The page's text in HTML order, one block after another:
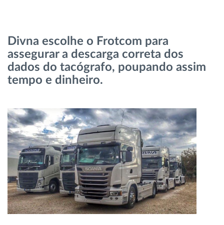
Planeamento e monitorização de rotas
Identificação automática de condutores
Ver todas as funcionalidades
Como resolvemos cada necessidade da
atividade da frota
Calculadora de Benefícios
Divna escolhe o Frotcom para
assegurar a descarga correta dos
dados do tacógrafo, poupando assim
tempo e dinheiro.